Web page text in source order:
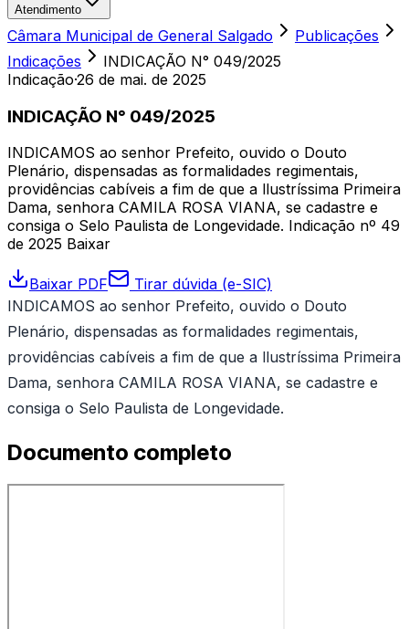
Atendimento
Câmara Municipal de General Salgado
Publicações
Indicações
INDICAÇÃO N° 049/2025
Indicação·26 de mai. de 2025
INDICAÇÃO N° 049/2025
INDICAMOS ao senhor Prefeito, ouvido o Douto
Plenário, dispensadas as formalidades regimentais,
providências cabíveis a fim de que a llustríssima Primeira
Dama, senhora CAMILA ROSA VIANA, se cadastre e
consiga o Selo Paulista de Longevidade. Indicação nº 49
de 2025 Baixar
Baixar PDF
Tirar dúvida (e-SIC)
INDICAMOS ao senhor Prefeito, ouvido o Douto
Plenário, dispensadas as formalidades regimentais,
providências cabíveis a fim de que a llustríssima Primeira
Dama, senhora CAMILA ROSA VIANA, se cadastre e
consiga o Selo Paulista de Longevidade.
Documento completo